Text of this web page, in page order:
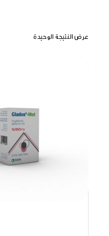
عرض النتيجة الوحيدة